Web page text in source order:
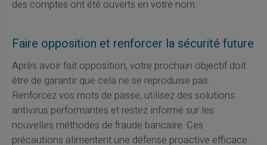
des comptes ont été ouverts en votre nom.
Faire opposition et renforcer la sécurité future
Après avoir fait opposition, votre prochain objectif doit
être de garantir que cela ne se reproduise pas.
Renforcez vos mots de passe, utilisez des solutions
antivirus performantes et restez informé sur les
nouvelles méthodes de fraude bancaire. Ces
précautions alimentent une défense proactive efficace.